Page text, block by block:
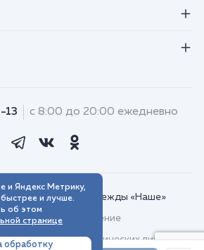
13 с 8:00 до 20:00 ежедневно
магазин одежды «Наше»
соглашение
для юридических лиц
и Яндекс Метрику,
и лучше.
об этом
странице
обработку